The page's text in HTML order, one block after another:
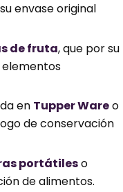
envase original
de fruta, que por su
en Tupper Wareo
de conservación
portátileso
de alimentos.